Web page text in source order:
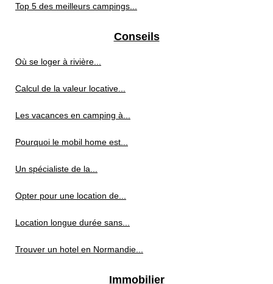
Top 5 des meilleurs campings...
Conseils
Où se loger à rivière...
Calcul de la valeur locative...
Les vacances en camping à...
Pourquoi le mobil home est...
Un spécialiste de la...
Opter pour une location de...
Location longue durée sans...
Trouver un hotel en Normandie...
Immobilier